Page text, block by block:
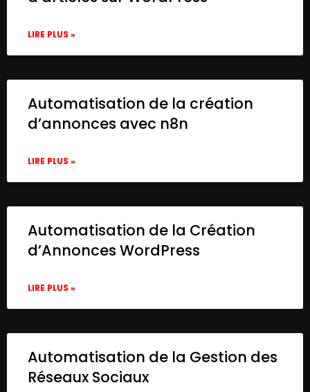
      ],
      "typeVersion": 1
"id": "1d8fe39a-c7b9-4c38-9dc6-
      "name": "Google Drive",
"type": "n8n-nodes-
      "position": [
        380
          "mode": "list",
"value":
        },
        "options": {
            "conversion": {
"docsToFormat":
            }
LIRE PLUS »
Automatisation de la création
d’annonces avec n8n
LIRE PLUS »
Automatisation de la Création
d’Annonces WordPress
LIRE PLUS »
Automatisation de la Gestion des
Réseaux Sociaux